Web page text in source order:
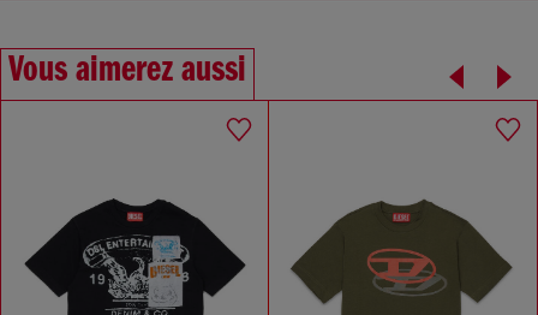
Vous aimerez aussi